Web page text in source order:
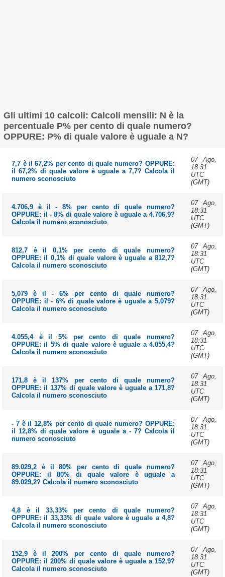
Gli ultimi 10 calcoli: Calcoli mensili: N è la
percentuale P% per cento di quale numero?
OPPURE: P% di quale valore è uguale a N?
7,7 è il 67,2% per cento di quale numero? OPPURE:
il 67,2% di quale valore è uguale a 7,7? Calcola il
numero sconosciuto
07 Ago,
18:31
UTC
(GMT)
4.706,9 è il - 8% per cento di quale numero?
OPPURE: il - 8% di quale valore è uguale a 4.706,9?
Calcola il numero sconosciuto
07 Ago,
18:31
UTC
(GMT)
812,7 è il 0,1% per cento di quale numero?
OPPURE: il 0,1% di quale valore è uguale a 812,7?
Calcola il numero sconosciuto
07 Ago,
18:31
UTC
(GMT)
5,079 è il - 6% per cento di quale numero?
OPPURE: il - 6% di quale valore è uguale a 5,079?
Calcola il numero sconosciuto
07 Ago,
18:31
UTC
(GMT)
4.055,4 è il 5% per cento di quale numero?
OPPURE: il 5% di quale valore è uguale a 4.055,4?
Calcola il numero sconosciuto
07 Ago,
18:31
UTC
(GMT)
171,8 è il 137% per cento di quale numero?
OPPURE: il 137% di quale valore è uguale a 171,8?
Calcola il numero sconosciuto
07 Ago,
18:31
UTC
(GMT)
- 7 è il 12,8% per cento di quale numero? OPPURE:
il 12,8% di quale valore è uguale a - 7? Calcola il
numero sconosciuto
07 Ago,
18:31
UTC
(GMT)
89.029,2 è il 80% per cento di quale numero?
OPPURE: il 80% di quale valore è uguale a
89.029,2? Calcola il numero sconosciuto
07 Ago,
18:31
UTC
(GMT)
4,8 è il 33,33% per cento di quale numero?
OPPURE: il 33,33% di quale valore è uguale a 4,8?
Calcola il numero sconosciuto
07 Ago,
18:31
UTC
(GMT)
152,9 è il 200% per cento di quale numero?
OPPURE: il 200% di quale valore è uguale a 152,9?
Calcola il numero sconosciuto
07 Ago,
18:31
UTC
(GMT)